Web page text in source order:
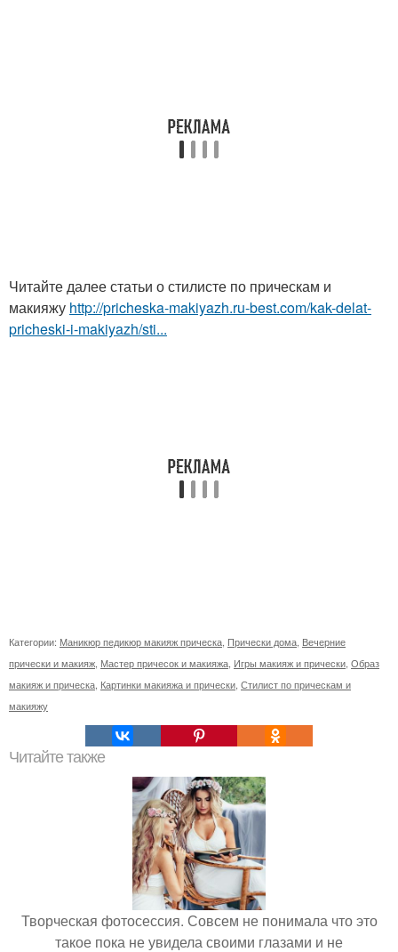
Читайте далее статьи о стилисте по прическам и
макияжу http://pricheska-makiyazh.ru-best.com/kak-delat-
pricheski-i-makiyazh/sti...
Категории: Маникюр педикюр макияж прическа Прически дома Вечерние
прически и макияж Мастер причесок и макияжа Игры макияж и прически Образ
макияж и прическа Картинки макияжа и прически Стилист по прическам и
макияжу
Читайте также
Творческая фотосессия. Совсем не понимала что это
такое пока не увидела своими глазами и не